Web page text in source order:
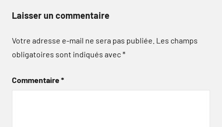
Laisser un commentaire
Votre adresse e-mail ne sera pas publiée. Les champs
obligatoires sont indiqués avec*
Commentaire*